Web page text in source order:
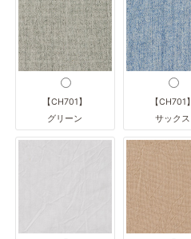
【CH701】
グリーン
【CH701】
サックス